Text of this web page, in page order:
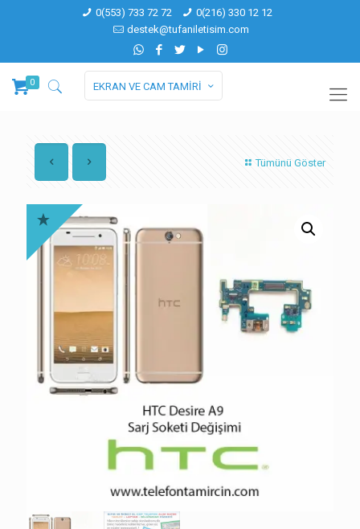
0(553) 733 72 72
0(216) 330 12 12
destek@tufaniletisim.com
0 EKRAN VE CAM TAMİRİ
Tümünü Göster